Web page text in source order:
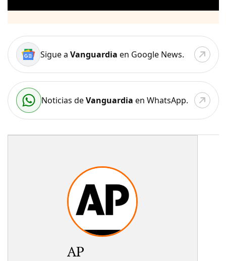
Sigue a Vanguardia en Google News.
Noticias deVanguardia en WhatsApp.
AP